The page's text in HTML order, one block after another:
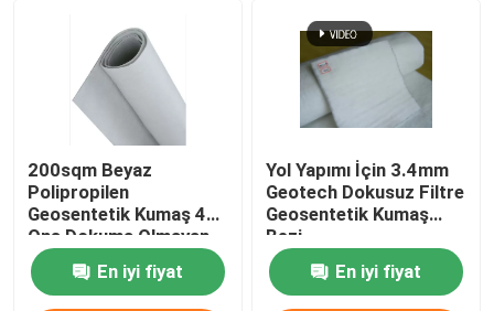
3D Geomat
200sqm Beyaz
Polipropilen
Geosentetik Kumaş 4
Ons Dokuma Olmayan
Geotekstil Kumaş
En iyi fiyat
Yol Yapımı İçin 3.4mm
Geotech Dokusuz Filtre
Geosentetik Kumaş
Bezi
En iyi fiyat